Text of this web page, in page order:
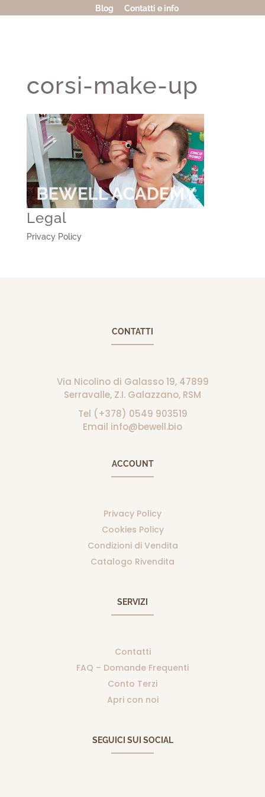
Blog Contatti e info
corsi-make-up
Legal
Privacy Policy
CONTATTI
Via Nicolino di Galasso 19, 47899
Serravalle, Z.I. Galazzano, RSM
Tel (+378) 0549 903519
Email info@bewell.bio
ACCOUNT
Privacy Policy
Cookies Policy
Condizioni di Vendita
Catalogo Rivendita
SERVIZI
Contatti
FAQ – Domande Frequenti
Conto Terzi
Apri con noi
SEGUICI SUI SOCIAL